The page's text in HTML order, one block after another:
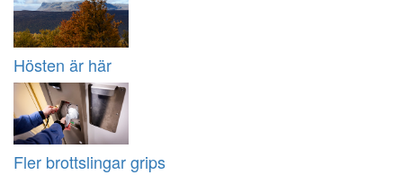
Hösten är här
Fler brottslingar grips